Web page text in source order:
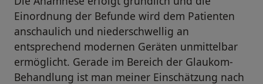
Einordnung der Befunde wird dem Patienten
anschaulich und niederschwellig an
entsprechend modernen Geräten unmittelbar
ermöglicht. Gerade im Bereich der Glaukom-
Behandlung ist man meiner Einschätzung nach